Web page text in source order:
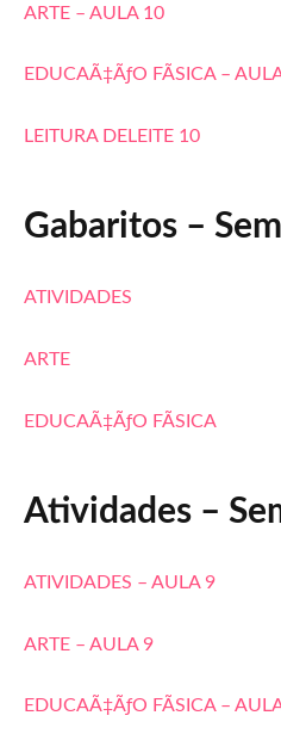
ARTE – AULA 10
EDUCAÃ‡ÃƒO FÃSICA –
LEITURA DELEITE 10
Gabaritos –
ATIVIDADES
ARTE
EDUCAÃ‡ÃƒO FÃSICA
Atividades –
ATIVIDADES – AULA 9
ARTE – AULA 9
EDUCAÃ‡ÃƒO FÃSICA –